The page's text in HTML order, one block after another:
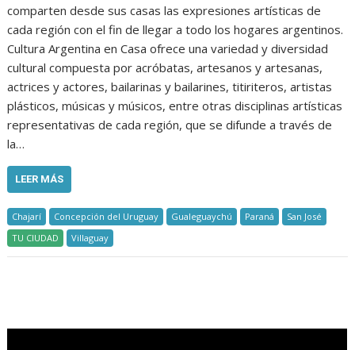
comparten desde sus casas las expresiones artísticas de
cada región con el fin de llegar a todo los hogares argentinos.
Cultura Argentina en Casa ofrece una variedad y diversidad
cultural compuesta por acróbatas, artesanos y artesanas,
actrices y actores, bailarinas y bailarines, titiriteros, artistas
plásticos, músicas y músicos, entre otras disciplinas artísticas
representativas de cada región, que se difunde a través de
la…
LEER MÁS
Chajarí Concepción del Uruguay Gualeguaychú Paraná
San José
TU CIUDAD
Villaguay